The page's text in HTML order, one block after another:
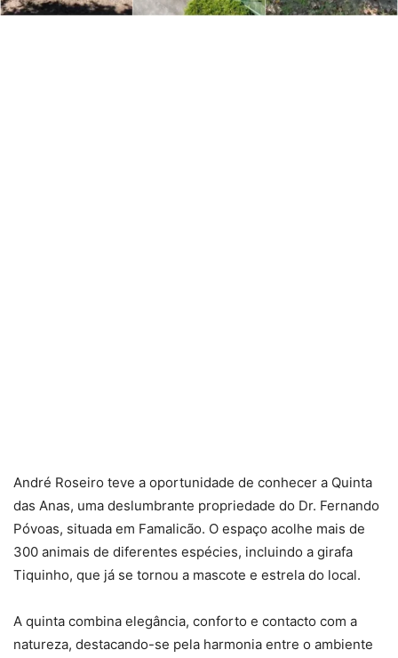
André Roseiro teve a oportunidade de conhecer a Quinta
das Anas, uma deslumbrante propriedade do Dr. Fernando
Póvoas, situada em Famalicão. O espaço acolhe mais de
300 animais de diferentes espécies, incluindo a girafa
Tiquinho, que já se tornou a mascote e estrela do local.
A quinta combina elegância, conforto e contacto com a
natureza, destacando-se pela harmonia entre o ambiente